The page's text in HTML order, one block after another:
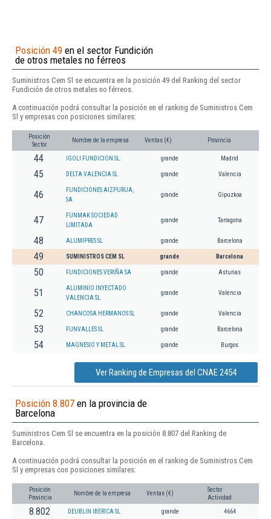
Posición 49 en el sector Fundición
de otros metales no férreos
Suministros Cem Sl se encuentra en la posición 49 del Ranking del sector
Fundición de otros metales no férreos.
A continuación podrá consultar la posición en el ranking de Suministros Cem
Sl y empresas con posiciones similares:
Posición
Sector
Nombre de la empresa Ventas (€) Provincia
44 IGOLI FUNDICION SL. grande Madrid
45 DELTA VALENCIA SL grande Valencia
46
FUNDICIONES AIZPURUA,
SA
grande Gipuzkoa
47
FUNMAK SOCIEDAD
LIMITADA
grande Tarragona
48 ALUMIPRES SL grande Barcelona
49 SUMINISTROS CEM SL grande Barcelona
50 FUNDICIONES VERIÑA SA grande Asturias
51
ALUMINIO INYECTADO
VALENCIA SL
grande Valencia
52 CHANCOSA HERMANOS SL grande Valencia
53 FUNVALLES SL grande Barcelona
54 MAGNESIO Y METAL SL grande Burgos
Ver Ranking de Empresas del CNAE 2454
Posición 8.807 en la provincia de
Barcelona
Suministros Cem Sl se encuentra en la posición 8.807 del Ranking de
Barcelona.
A continuación podrá consultar la posición en el ranking de Suministros Cem
Sl y empresas con posiciones similares:
Posición
Provincia
Nombre de la empresa Ventas (€)
Sector
Actividad
8.802 DEUBLIN IBERICA SL grande 4664